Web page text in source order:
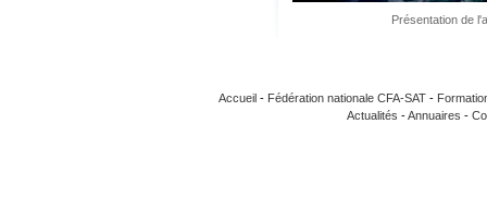
Présentation de
Accueil - Fédération nationale CFA-SAT -
Actualités -Annuaires -